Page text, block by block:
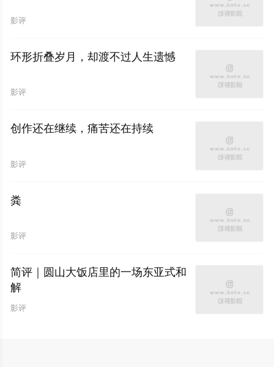
影评
环形折叠岁月，却渡不过人生遗憾
影评
创作还在继续，痛苦还在持续
影评
粪
影评
简评｜圆山大饭店里的一场东亚式和
解
影评